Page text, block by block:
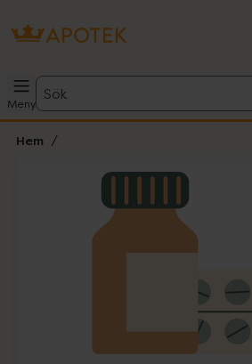
Meny
Sök
Hem
Lista: . Innehåller 1 objekt.